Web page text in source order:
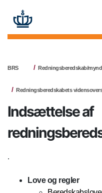
BRS Redningsberedskab/
Redningsberedskabets
Indsættelse af
.
Love og regler